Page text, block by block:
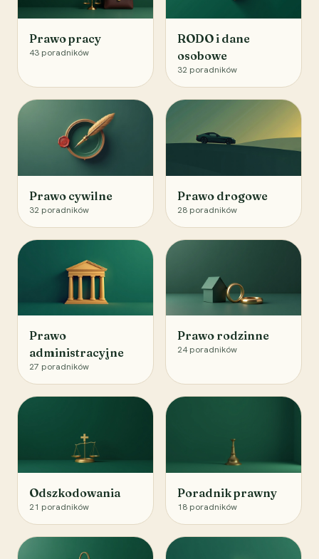
Prawo pracy
43 poradników
RODO i dane
osobowe
32 poradników
Prawo cywilne
32 poradników
Prawo drogowe
28 poradników
Prawo
administracyjne
27 poradników
Prawo rodzinne
24 poradników
Odszkodowania
21 poradników
Poradnik prawny
18 poradników